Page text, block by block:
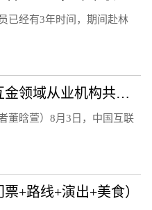
已经有3年时间，期间赴林
中国互金协会：将组织互金领域从业机构共同应对黑灰产侵害
董晗萱）8月3日，中国互联
+路线+演出+美食）